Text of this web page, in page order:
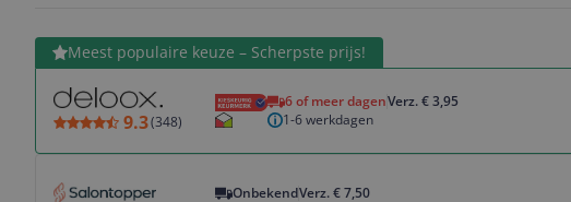
Meest populaire keuze – Scherpste prijs!
9.3(348)
6 of meer dagenVerz. € 3,95
1-6 werkdagen
Bekijk product
OnbekendVerz. € 7,50